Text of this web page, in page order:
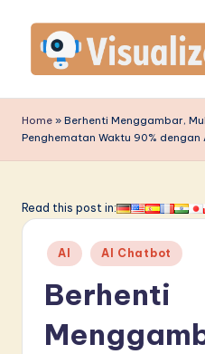
content
is
u
li
A
Home » Berhenti Menggambar,
Penghematan Waktu 90% dengan
Read this post in:
Posted
in
AI AI Chatbot
Berhenti